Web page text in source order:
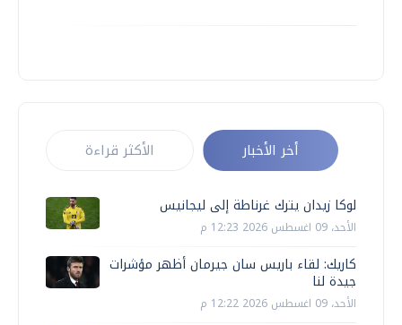
أخر الأخبار الأكثر قراءة
لوكا زيدان يترك غرناطة إلى ليجانيس
الأحد، 09 اغسطس 2026 12:23 م
كاريك: لقاء باريس سان جيرمان أظهر مؤشرات
جيدة لنا
الأحد، 09 اغسطس 2026 12:22 م